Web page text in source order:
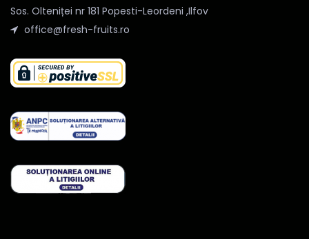
Sos. Olteniței nr 181 Popesti-Leordeni ,Ilfov
office@fresh-fruits.ro